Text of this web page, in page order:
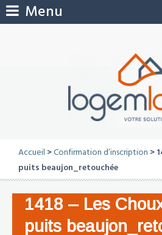
Menu
Accueil >Confirmation d’inscription >
puits beaujon_retouchée
1418 – Les
puits